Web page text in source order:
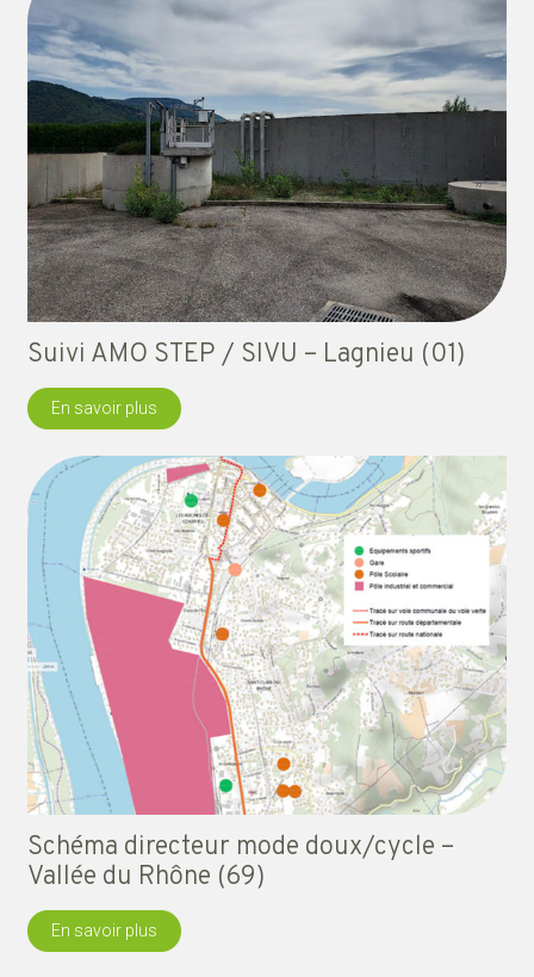
Suivi AMO STEP / SIVU – Lagnieu (01)
En savoir plus
Schéma directeur mode doux/cycle –
Vallée du Rhône (69)
En savoir plus